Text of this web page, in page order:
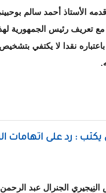
قدمه الأستاذ أحمد سالم
تعريف رئيس الجمهورية
نقدا لا يكتفي
حول الفساد / دحان ولد الطالب
: رد على اتهامات
الجنرال عبد